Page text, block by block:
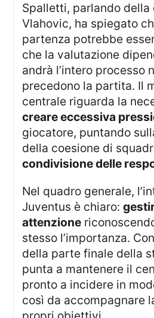
Spalletti, parlando della condizione di
Vlahovic, ha spiegato
partenza potrebbe
che la valutazione
andrà l’intero processo
precedono la partita. Il
centrale riguarda la
creare eccessiva
giocatore, puntando
della coesione di
condivisione delle
Nel quadro generale, l’intento della
Juventus è chiaro:
attenzione
stesso l’importanza.
della parte finale della
punta a mantenere il
pronto a incidere in
così da accompagnare